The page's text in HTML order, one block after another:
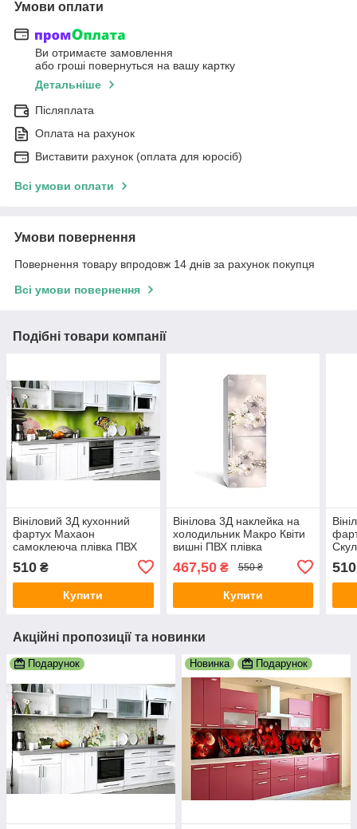
Умови оплати
Ви отримаєте замовлення
або гроші повернуться на вашу картку
Детальніше
Післяплата
Оплата на рахунок
Виставити рахунок (оплата для юросіб)
Всі умови оплати
Умови повернення
Повернення товару впродовж 14 днів за рахунок покупця
Всі умови повернення
Подібні товари компанії
Вініловий 3Д кухонний
фартух Махаон
самоклеюча плівка ПВХ
Тварини Зелений
600х2000 мм
510 ₴
Купити
Вінілова 3Д наклейка на
холодильник Макро Квіти
вишні ПВХ плівка
Бежевий 650х2000 мм
467,50₴ 550 ₴
Купити
510
Акційні пропозиції та новинки
Подарунок Новинка Подарунок